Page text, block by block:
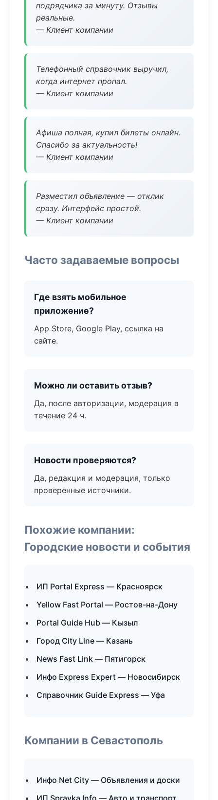
подрядчика за минуту. Отзывы
реальные.
— Клиент компании
Телефонный справочник выручил,
когда интернет пропал.
— Клиент компании
Афиша полная, купил билеты онлайн.
Спасибо за актуальность!
— Клиент компании
Разместил объявление — отклик
сразу. Интерфейс простой.
— Клиент компании
Часто задаваемые вопросы
Где взять мобильное
приложение?
App Store, Google Play, ссылка на
сайте.
Можно ли оставить отзыв?
Да, после авторизации, модерация в
течение 24 ч.
Новости проверяются?
Да, редакция и модерация, только
проверенные источники.
Похожие компании:
Городские новости и события
ИП Portal Express — Красноярск
Yellow Fast Portal — Ростов-на-Дону
Portal Guide Hub — Кызыл
Город City Line — Казань
News Fast Link — Пятигорск
Инфо Express Expert — Новосибирск
Справочник Guide Express — Уфа
Компании в Севастополь
Инфо Net City — Объявления и доски
ИП Spravka Info — Авто и транспорт